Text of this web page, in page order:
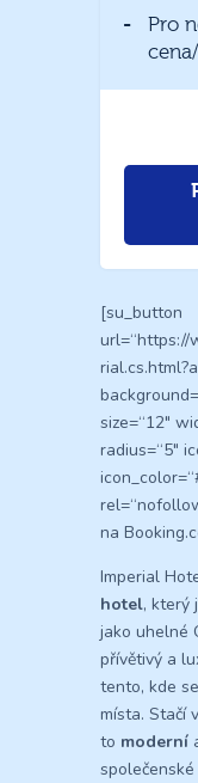
Pro
[su_button
url=“https://
size=“12″
radius=“5″
na
Imperial
hotel, který
jako uhelné
přívětivý a
tento, kde
místa. Stačí
to moderní